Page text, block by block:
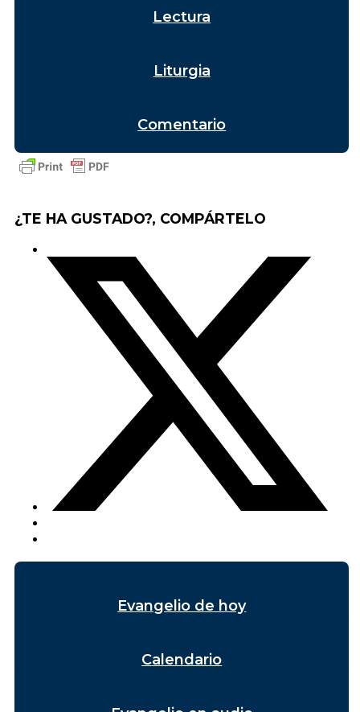
Lectura
Liturgia
Comentario
¿TE HA GUSTADO?, COMPÁRTELO
Evangelio de hoy
Calendario